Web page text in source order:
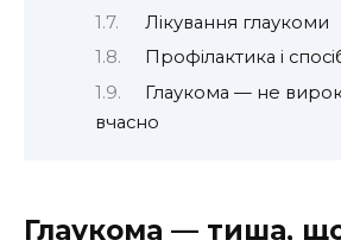
Лікування глаукоми
Профілактика і
Глаукома — не
вчасно
Глаукома — тиша,